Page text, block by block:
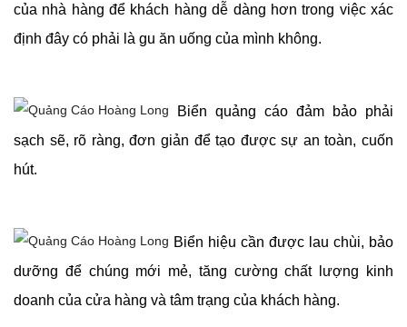
của nhà hàng để khách hàng dễ dàng hơn trong việc xác
định đây có phải là gu ăn uống của mình không.
Biển quảng cáo đảm bảo phải
sạch sẽ, rõ ràng, đơn giản để tạo được sự an toàn, cuốn
hút.
Biển hiệu cần được lau chùi, bảo
dưỡng để chúng mới mẻ, tăng cường chất lượng kinh
doanh của cửa hàng và tâm trạng của khách hàng.